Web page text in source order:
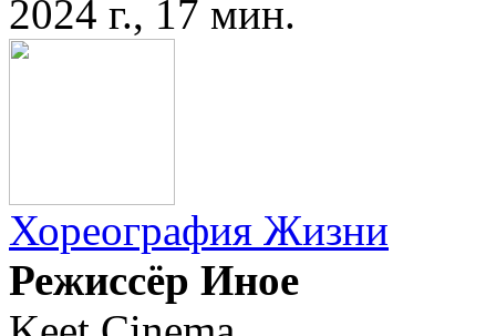
2024 г., 17 мин.
Хореография Жизни
Режиссёр Иное